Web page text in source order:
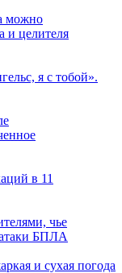
можно
и целителя
я с тобой».
в 11
чье
атаки БПЛА
и сухая погода